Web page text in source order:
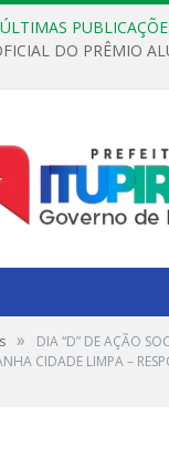
ÚLTIMAS
»
DIA “D” DE AÇÃO
CIDADE LIMPA –